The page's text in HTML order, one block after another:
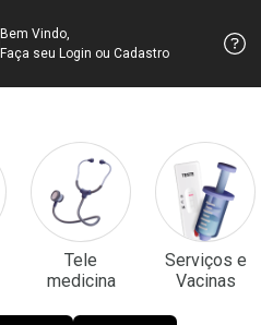
sua Conta
Bem Vindo,
Faça seu Login ou Cadastro
Tele
medicina
Serviços e
Vacinas